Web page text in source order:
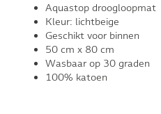
Aquastop droogloopmat
Kleur: lichtbeige
Geschikt voor binnen
50 cm x 80 cm
Wasbaar op 30 graden
100% katoen